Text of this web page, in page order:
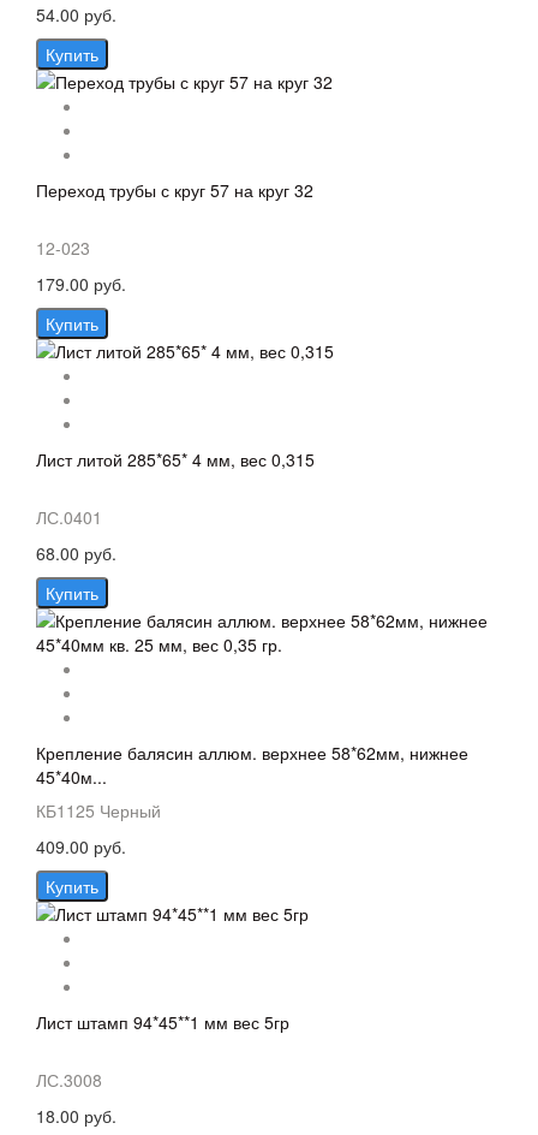
54.00 руб.
Купить
Переход трубы с круг 57 на круг 32
12-023
179.00 руб.
Купить
Лист литой 285*65* 4 мм, вес 0,315
ЛС.0401
68.00 руб.
Купить
Крепление балясин аллюм. верхнее 58*62мм, нижнее
45*40м...
КБ1125 Черный
409.00 руб.
Купить
Лист штамп 94*45**1 мм вес 5гр
ЛС.3008
18.00 руб.